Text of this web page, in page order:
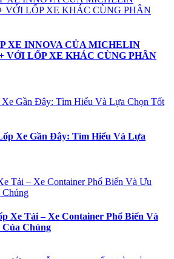
XE INNOVA CỦA MICHELIN
VỚI LỐP XE KHÁC CÙNG PHÂN
Xe Gần Đây: Tìm Hiểu Và Lựa
Xe Tải – Xe Container Phổ Biến Và
Chúng